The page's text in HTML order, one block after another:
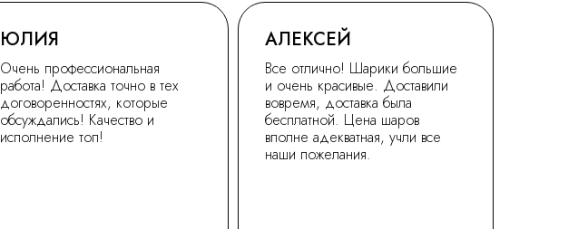
ЮЛИЯ
Очень профессиональная
работа! Доставка точно в тех
договоренностях, которые
обсуждались! Качество и
исполнение топ!
АЛЕКСЕЙ
Все отлично! Шарики большие
и очень красивые. Доставили
вовремя, доставка была
бесплатной. Цена шаров
вполне адекватная, учли все
наши пожелания.